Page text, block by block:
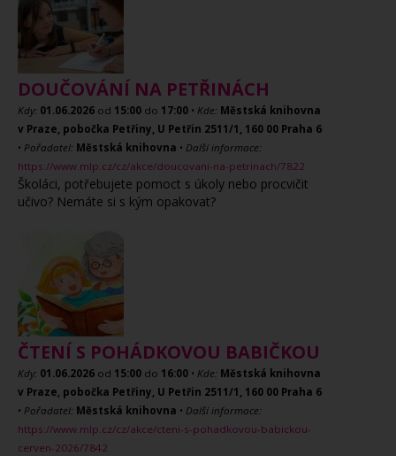
DOUČOVÁNÍ NA PETŘINÁCH
Kdy: 01.06.2026 od 15:00 do 17:00 • Kde: Městská knihovna
v Praze, pobočka Petřiny, U Petřin 2511/1, 160 00 Praha 6
• Pořadatel: Městská knihovna • Další informace:
https://www.mlp.cz/cz/akce/doucovani-na-petrinach/7822
Školáci, potřebujete pomoct s úkoly nebo procvičit
učivo? Nemáte si s kým opakovat?
ČTENÍ S POHÁDKOVOU BABIČKOU
Kdy: 01.06.2026 od 15:00 do 16:00 • Kde: Městská knihovna
v Praze, pobočka Petřiny, U Petřin 2511/1, 160 00 Praha 6
• Pořadatel: Městská knihovna • Další informace:
https://www.mlp.cz/cz/akce/cteni-s-pohadkovou-babickou-
cerven-2026/7842